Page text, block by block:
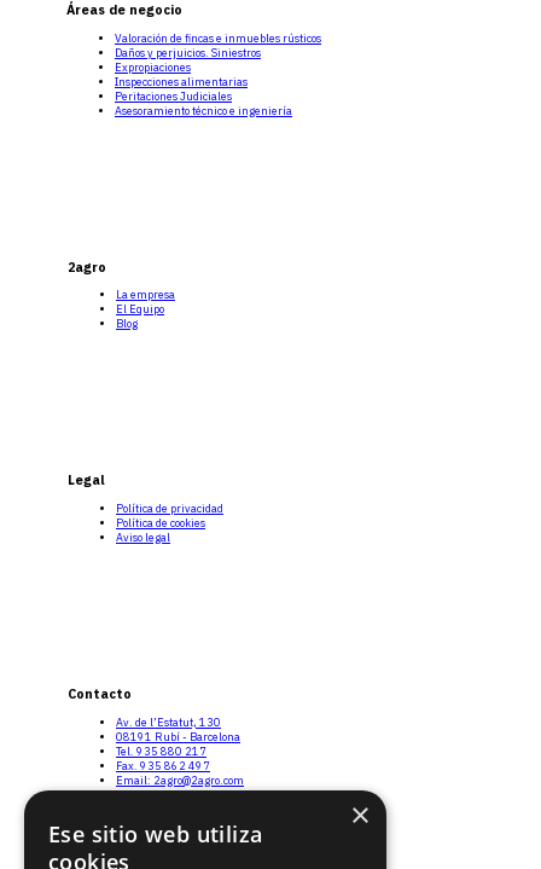
Áreas de negocio
Valoración de fincas e inmuebles rústicos
Daños y perjuicios. Siniestros
Expropiaciones
Inspecciones alimentarias
Peritaciones Judiciales
Asesoramiento técnico e ingeniería
2agro
La empresa
El Equipo
Blog
Legal
Política de privacidad
Política de cookies
Aviso legal
Contacto
Av. de l’Estatut, 130
08191 Rubí - Barcelona
Tel. 935 880 217
Fax. 935 862 497
Email: 2agro@2agro.com
Twitter
×
Ese sitio web utiliza
cookies